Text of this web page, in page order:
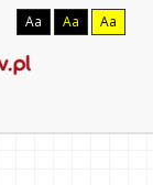
Aa Aa Aa